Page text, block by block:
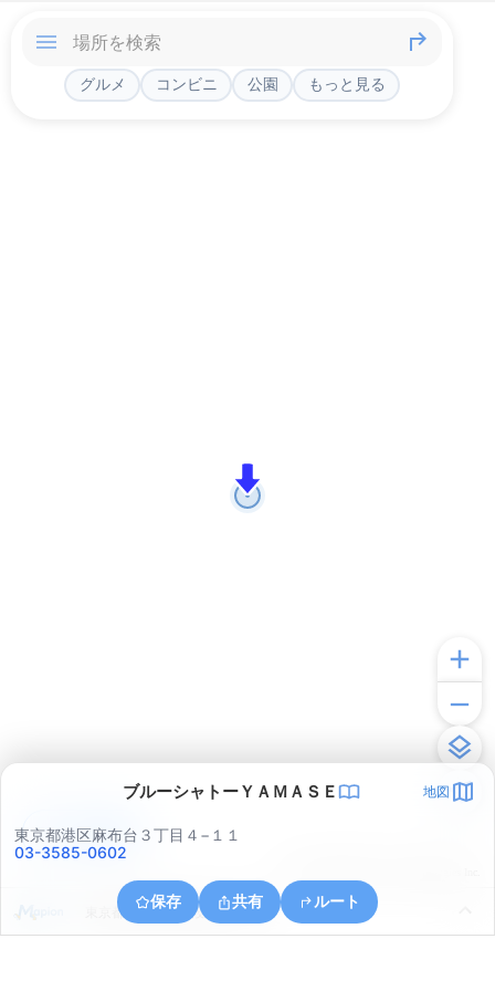
グルメ コンビニ 公園 もっと見る
ブルーシャトーＹＡＭＡＳＥ 地図
東京都港区麻布台３丁目４−１１
03-3585-0602
保存 共有 ルート
東京都千代田区九段南２丁目８
アプリで見る